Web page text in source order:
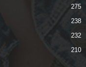
275
238
232
210